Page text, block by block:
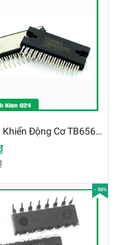
IC Điều Khiển Động Cơ TB6560 Zip25
- 50%